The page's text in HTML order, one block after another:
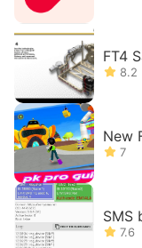
FT4
8.2
New
7
SMS
ur 7.6